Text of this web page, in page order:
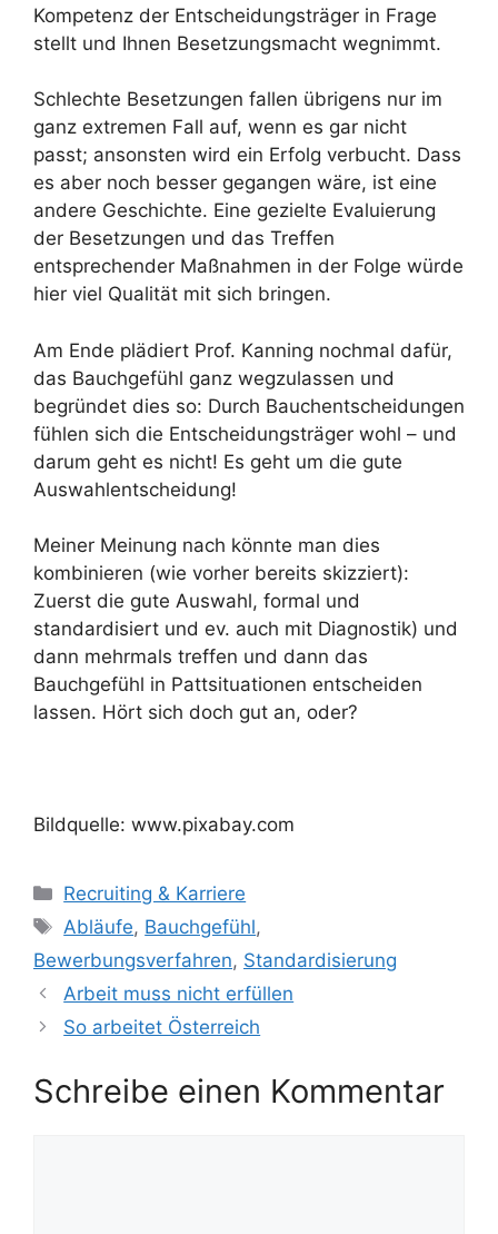
Kompetenz der Entscheidungsträger in Frage
stellt und Ihnen Besetzungsmacht wegnimmt.
Schlechte Besetzungen fallen übrigens nur im
ganz extremen Fall auf, wenn es gar nicht
passt; ansonsten wird ein Erfolg verbucht. Dass
es aber noch besser gegangen wäre, ist eine
andere Geschichte. Eine gezielte Evaluierung
der Besetzungen und das Treffen
entsprechender Maßnahmen in der Folge würde
hier viel Qualität mit sich bringen.
Am Ende plädiert Prof. Kanning nochmal dafür,
das Bauchgefühl ganz wegzulassen und
begründet dies so: Durch Bauchentscheidungen
fühlen sich die Entscheidungsträger wohl – und
darum geht es nicht! Es geht um die gute
Auswahlentscheidung!
Meiner Meinung nach könnte man dies
kombinieren (wie vorher bereits skizziert):
Zuerst die gute Auswahl, formal und
standardisiert und ev. auch mit Diagnostik) und
dann mehrmals treffen und dann das
Bauchgefühl in Pattsituationen entscheiden
lassen. Hört sich doch gut an, oder?
Bildquelle: www.pixabay.com
Kategorien
Recruiting & Karriere
Schlagwörter
Abläufe, Bauchgefühl,
Bewerbungsverfahren, Standardisierung
Arbeit muss nicht erfüllen
So arbeitet Österreich
Schreibe einen Kommentar